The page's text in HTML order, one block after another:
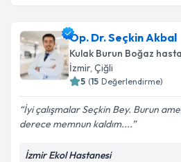
Op. Dr. Seçkin Akbal
Kulak Burun Boğaz
İzmir, Çiğli
5 (15 Değerlendirme)
İyi çalışmalar Seçkin Bey. Burun
derece memnun kaldım....
İzmir Ekol Hastanesi